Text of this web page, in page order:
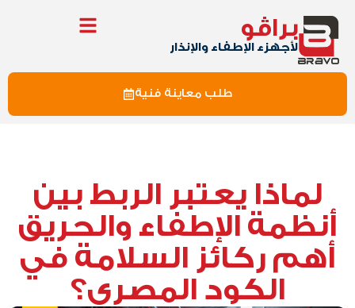
براڤو
لأجهزء الإطفاء والإنذار
طلب معاينة فنية
لماذا يعتبر الربط بين
أنظمة الإطفاء والحريق
أهم ركائز السلامة في
الكود المصري؟